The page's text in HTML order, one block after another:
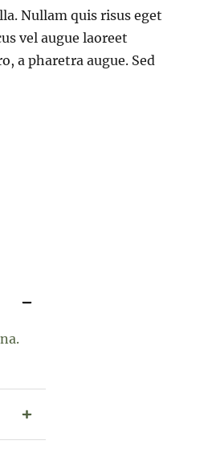
Nullam quis risus eget
vel augue laoreet
a pharetra augue. Sed